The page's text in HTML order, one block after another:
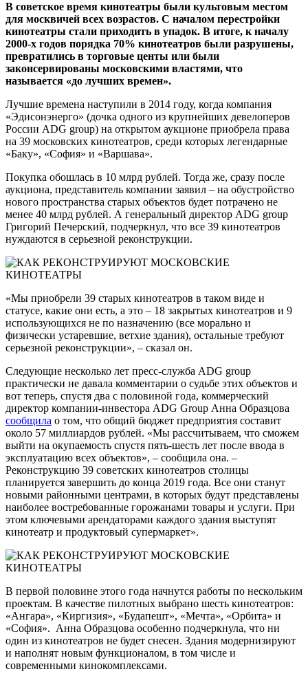
В советское время кинотеатры были культовым местом
для москвичей всех возрастов. С началом перестройки
кинотеатры стали приходить в упадок. В итоге, к началу
2000-х годов порядка 70% кинотеатров были разрушены,
превратились в торговые центы или были
законсервированы московскими властями, что
называется «до лучших времен».
Лучшие времена наступили в 2014 году, когда компания
«Эдисонэнерго» (дочка одного из крупнейших девелоперов
России ADG group) на открытом аукционе приобрела права
на 39 московских кинотеатров, среди которых легендарные
«Баку», «София» и «Варшава».
Покупка обошлась в 10 млрд рублей. Тогда же, сразу после
аукциона, представитель компании заявил – на обустройство
нового пространства старых объектов будет потрачено не
менее 40 млрд рублей. А генеральный директор ADG group
Григорий Печерский, подчеркнул, что все 39 кинотеатров
нуждаются в серьезной реконструкции.
«Мы приобрели 39 старых кинотеатров в таком виде и
статусе, какие они есть, а это – 18 закрытых кинотеатров и 9
использующихся не по назначению (все морально и
физически устаревшие, ветхие здания), остальные требуют
серьезной реконструкции», – сказал он.
Следующие несколько лет пресс-служба ADG group
практически не давала комментарии о судьбе этих объектов и
вот теперь, спустя два с половиной года, коммерческий
директор компании-инвестора ADG Group Анна Образцова
сообщила о том, что общий бюджет предприятия составит
около 57 миллиардов рублей. «Мы рассчитываем, что сможем
выйти на окупаемость спустя пять-шесть лет после ввода в
эксплуатацию всех объектов», – сообщила она. –
Реконструкцию 39 советских кинотеатров столицы
планируется завершить до конца 2019 года. Все они станут
новыми районными центрами, в которых будут представлены
наиболее востребованные горожанами товары и услуги. При
этом ключевыми арендаторами каждого здания выступят
кинотеатр и продуктовый супермаркет».
В первой половине этого года начнутся работы по нескольким
проектам. В качестве пилотных выбрано шесть кинотеатров:
«Ангара», «Киргизия», «Будапешт», «Мечта», «Орбита» и
«София». Анна Образцова особенно подчеркнула, что ни
один из кинотеатров не будет снесен. Здания модернизируют
и наполнят новым функционалом, в том числе и
современными кинокомплексами.